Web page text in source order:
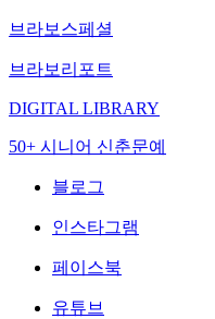
브라보스페셜
브라보리포트
DIGITAL LIBRARY
50+ 시니어 신춘문예
블로그
인스타그램
페이스북
유튜브